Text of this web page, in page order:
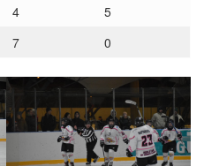
4
5
7 0